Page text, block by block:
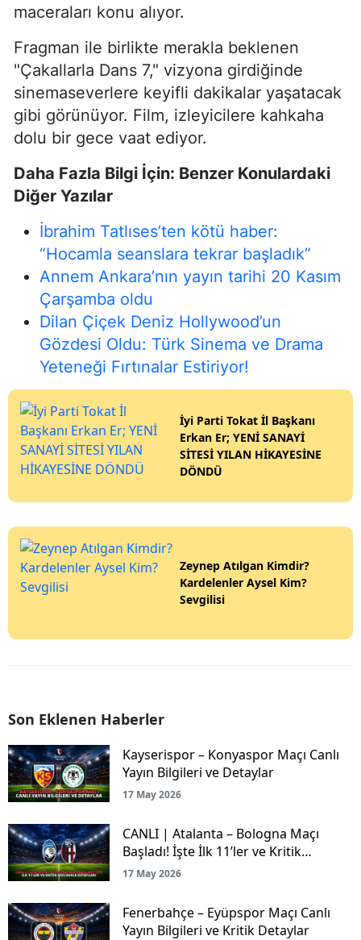
maceraları konu alıyor.
Fragman ile birlikte merakla beklenen
"Çakallarla Dans 7," vizyona girdiğinde
sinemaseverlere keyifli dakikalar yaşatacak
gibi görünüyor. Film, izleyicilere kahkaha
dolu bir gece vaat ediyor.
Daha Fazla Bilgi İçin: Benzer Konulardaki
Diğer Yazılar
İbrahim Tatlıses’ten kötü haber:
“Hocamla seanslara tekrar başladık”
Annem Ankara’nın yayın tarihi 20 Kasım
Çarşamba oldu
Dilan Çiçek Deniz Hollywood’un
Gözdesi Oldu: Türk Sinema ve Drama
Yeteneği Fırtınalar Estiriyor!
İyi Parti Tokat İl Başkanı
Erkan Er; YENİ SANAYİ
SİTESİ YILAN HİKAYESİNE
DÖNDÜ
Zeynep Atılgan Kimdir?
Kardelenler Aysel Kim?
Sevgilisi
Son Eklenen Haberler
Kayserispor – Konyaspor Maçı Canlı
Yayın Bilgileri ve Detaylar
17 May 2026
CANLI | Atalanta – Bologna Maçı
Başladı! İşte İlk 11’ler ve Kritik
Mücadele Detayları
17 May 2026
Fenerbahçe – Eyüpspor Maçı Canlı
Yayın Bilgileri ve Kritik Detaylar